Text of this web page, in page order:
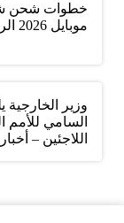
خطوات شحن
موبايل 2026 الرسمية عبر الـ ID
وزير
السامي للأمم
اللاجئين –